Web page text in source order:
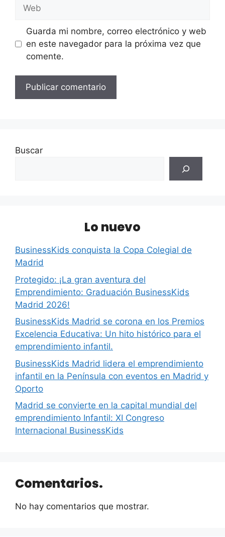
Guarda mi nombre, correo electrónico y web
en este navegador para la próxima vez que
comente.
Buscar
Lo nuevo
BusinessKids conquista la Copa Colegial de
Madrid
Protegido: ¡La gran aventura del
Emprendimiento: Graduación BusinessKids
Madrid 2026!
BusinessKids Madrid se corona en los Premios
Excelencia Educativa: Un hito histórico para el
emprendimiento infantil.
BusinessKids Madrid lidera el emprendimiento
infantil en la Península con eventos en Madrid y
Oporto
Madrid se convierte en la capital mundial del
emprendimiento Infantil: XI Congreso
Internacional BusinessKids
Comentarios.
No hay comentarios que mostrar.